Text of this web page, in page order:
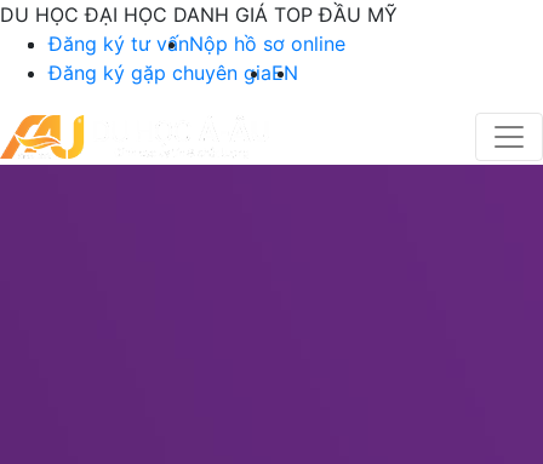
DU HỌC ĐẠI HỌC DANH GIÁ TOP ĐẦU MỸ
Đăng ký tư vấnNộp hồ sơ online
Đăng ký gặp chuyên giaEN